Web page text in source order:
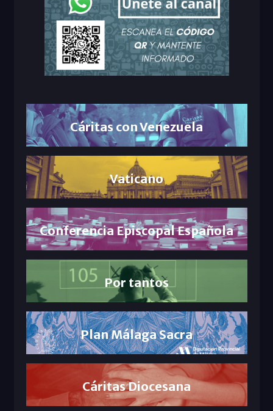
Cáritas con Venezuela
Vaticano
Conferencia Episcopal Española
Por tantos
Plan Málaga Sacra
Cáritas Diocesana